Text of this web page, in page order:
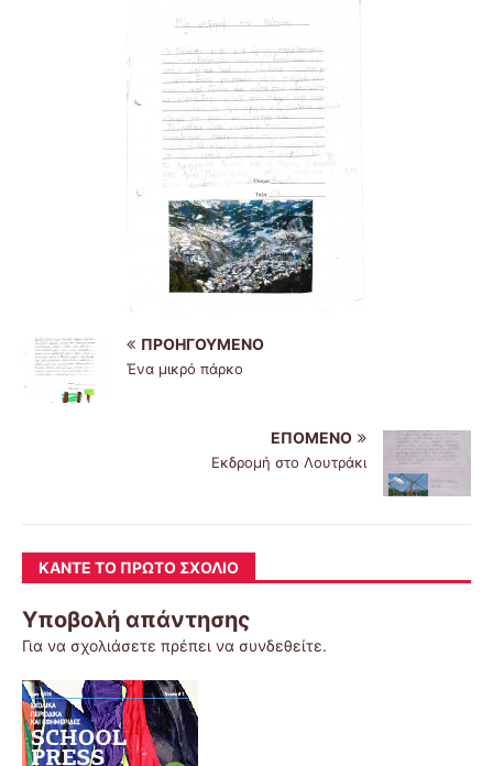
ΠΡΟΗΓΟΎΜΕΝΟ
Ένα μικρό πάρκο
ΕΠΌΜΕΝΟ
Εκδρομή στο Λουτράκι
ΚΆΝΤΕ ΤΟ ΠΡΏΤΟ ΣΧΌΛΙΟ
Υποβολή απάντησης
Για να σχολιάσετε πρέπει να συνδεθείτε.